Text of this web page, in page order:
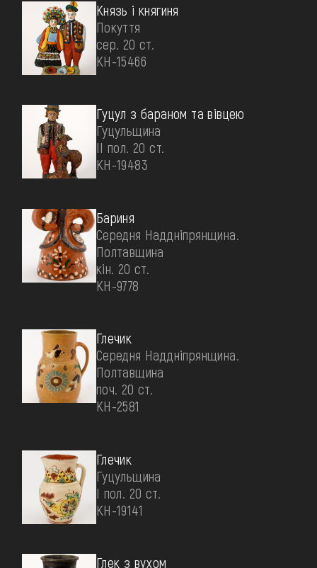
Князь і княгиня
Покуття
сер. 20 ст.
КН-15466
Гуцул з бараном та вівцею
Гуцульщина
II пол. 20 ст.
КН-19483
Бариня
Середня Наддніпрянщина.
Полтавщина
кін. 20 ст.
КН-9778
Глечик
Середня Наддніпрянщина.
Полтавщина
поч. 20 ст.
КН-2581
Глечик
Гуцульщина
І пол. 20 ст.
КН-19141
Глек з вухом